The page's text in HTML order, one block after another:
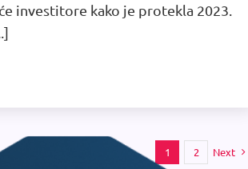
investitore kako je protekla 2023.
1 2 Next